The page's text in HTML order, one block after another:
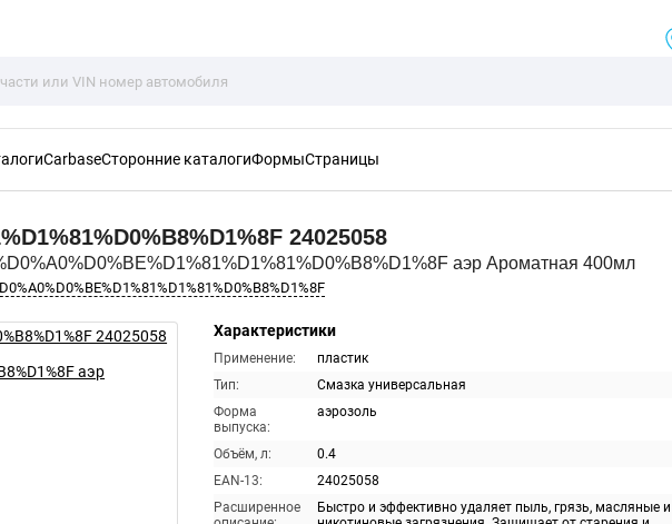
CarbaseСторонние каталогиФормыСтраницы
24025058
аэр Ароматная 400мл
Характеристики
Применение:
пластик
Тип:
Смазка универсальная
Форма
выпуска:
аэрозоль
Объём, л:
0.4
EAN-13:
24025058
Расширенное
Быстро и эффективно удаляет пыль, грязь, масляные и